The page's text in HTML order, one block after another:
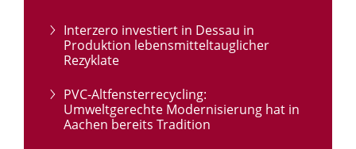
Interzero investiert in Dessau in
Produktion lebensmitteltauglicher
Rezyklate
PVC-Altfensterrecycling:
Umweltgerechte Modernisierung hat in
Aachen bereits Tradition